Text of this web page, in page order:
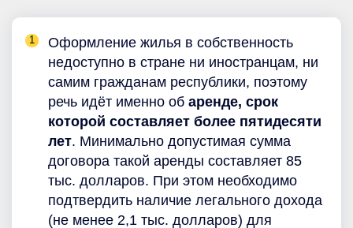
Оформление жилья в собственность
недоступно в стране ни иностранцам, ни
самим гражданам республики, поэтому
речь идёт именно об аренде, срок
которой составляет более пятидесяти
лет. Минимально допустимая сумма
договора такой аренды составляет 85
тыс. долларов. При этом необходимо
подтвердить наличие легального дохода
(не менее 2,1 тыс. долларов) для